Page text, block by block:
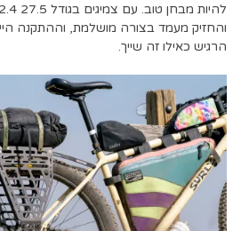
והחזיק מעמד בצורה מושלמת, וההתקנה
הרגיש כאילו זה שייך.